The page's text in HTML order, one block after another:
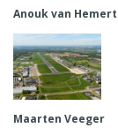
Anouk van Hemert
Maarten Veeger